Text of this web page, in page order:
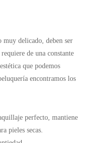
muy delicado, deben ser
de una constante
que podemos
encontramos los
perfecto, mantiene
pieles secas.